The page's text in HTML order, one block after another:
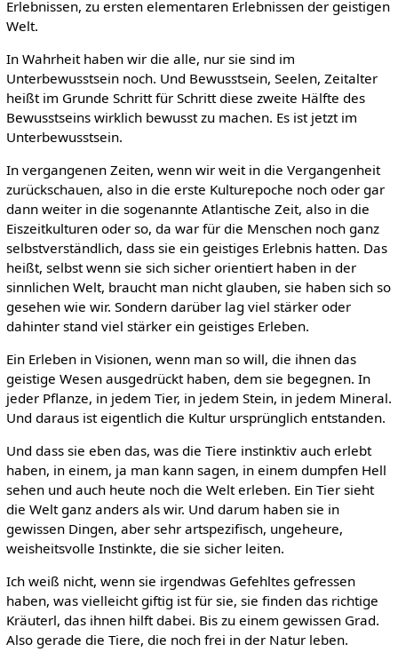
Erlebnissen, zu ersten elementaren Erlebnissen der geistigen
Welt.
In Wahrheit haben wir die alle, nur sie sind im
Unterbewusstsein noch. Und Bewusstsein, Seelen, Zeitalter
heißt im Grunde Schritt für Schritt diese zweite Hälfte des
Bewusstseins wirklich bewusst zu machen. Es ist jetzt im
Unterbewusstsein.
In vergangenen Zeiten, wenn wir weit in die Vergangenheit
zurückschauen, also in die erste Kulturepoche noch oder gar
dann weiter in die sogenannte Atlantische Zeit, also in die
Eiszeitkulturen oder so, da war für die Menschen noch ganz
selbstverständlich, dass sie ein geistiges Erlebnis hatten. Das
heißt, selbst wenn sie sich sicher orientiert haben in der
sinnlichen Welt, braucht man nicht glauben, sie haben sich so
gesehen wie wir. Sondern darüber lag viel stärker oder
dahinter stand viel stärker ein geistiges Erleben.
Ein Erleben in Visionen, wenn man so will, die ihnen das
geistige Wesen ausgedrückt haben, dem sie begegnen. In
jeder Pflanze, in jedem Tier, in jedem Stein, in jedem Mineral.
Und daraus ist eigentlich die Kultur ursprünglich entstanden.
Und dass sie eben das, was die Tiere instinktiv auch erlebt
haben, in einem, ja man kann sagen, in einem dumpfen Hell
sehen und auch heute noch die Welt erleben. Ein Tier sieht
die Welt ganz anders als wir. Und darum haben sie in
gewissen Dingen, aber sehr artspezifisch, ungeheure,
weisheitsvolle Instinkte, die sie sicher leiten.
Ich weiß nicht, wenn sie irgendwas Gefehltes gefressen
haben, was vielleicht giftig ist für sie, sie finden das richtige
Kräuterl, das ihnen hilft dabei. Bis zu einem gewissen Grad.
Also gerade die Tiere, die noch frei in der Natur leben.